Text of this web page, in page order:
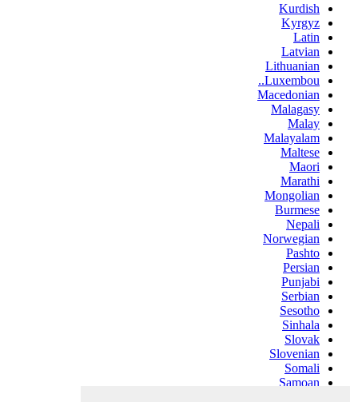
Kurdish
Kyrgyz
Latin
Latvian
Lithuanian
Luxembou..
Macedonian
Malagasy
Malay
Malayalam
Maltese
Maori
Marathi
Mongolian
Burmese
Nepali
Norwegian
Pashto
Persian
Punjabi
Serbian
Sesotho
Sinhala
Slovak
Slovenian
Somali
Samoan